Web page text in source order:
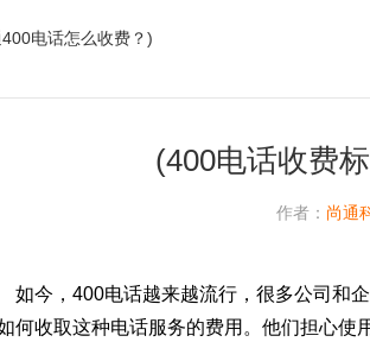
电话怎么收费？)
(400电话收费
作者： 尚通
如今，400电话越来越流行，很多公司和
何收取这种电话服务的费用。他们担心使